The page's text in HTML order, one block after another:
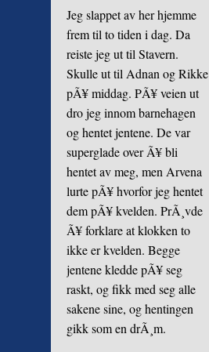
Jeg slappet av her hjemme
frem til to tiden i dag. Da
reiste jeg ut til Stavern.
Skulle ut til Adnan og Rikke
pÃ¥ middag. PÃ¥ veien ut
dro jeg innom barnehagen
og hentet jentene. De var
superglade over Ã¥ bli
hentet av meg, men Arvena
lurte pÃ¥ hvorfor jeg hentet
dem pÃ¥ kvelden. PrÃ¸vde
Ã¥ forklare at klokken to
ikke er kvelden. Begge
jentene kledde pÃ¥ seg
raskt, og fikk med seg alle
sakene sine, og hentingen
gikk som en drÃ¸m.